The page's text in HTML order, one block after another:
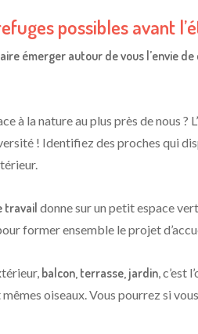
possibles avant
émerger autour de vous l’envie
la nature au plus près de nous ?
! Identifiez des proches qui
travail donne sur un petit espace vert
former ensemble le projet
balcon, terrasse, jardin, c’est
oiseaux. Vous pourrez si